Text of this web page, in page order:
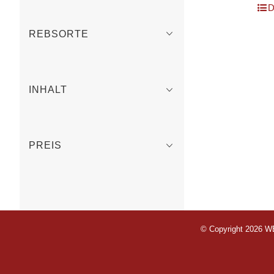
REBSORTE
INHALT
PREIS
© Copyright 2026